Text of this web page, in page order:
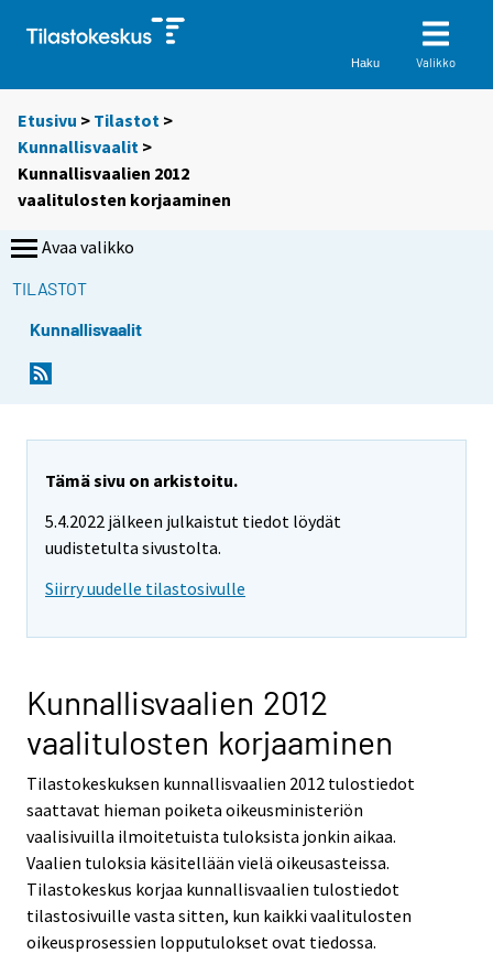
Haku Valikko
Etusivu > Tilastot >
Kunnallisvaalit >
Kunnallisvaalien 2012
vaalitulosten korjaaminen
Avaa valikko
TILASTOT
Kunnallisvaalit
Tämä sivu on arkistoitu.
5.4.2022 jälkeen julkaistut tiedot löydät
uudistetulta sivustolta.
Siirry uudelle tilastosivulle
Kunnallisvaalien 2012
vaalitulosten korjaaminen
Tilastokeskuksen kunnallisvaalien 2012 tulostiedot
saattavat hieman poiketa oikeusministeriön
vaalisivuilla ilmoitetuista tuloksista jonkin aikaa.
Vaalien tuloksia käsitellään vielä oikeusasteissa.
Tilastokeskus korjaa kunnallisvaalien tulostiedot
tilastosivuille vasta sitten, kun kaikki vaalitulosten
oikeusprosessien lopputulokset ovat tiedossa.